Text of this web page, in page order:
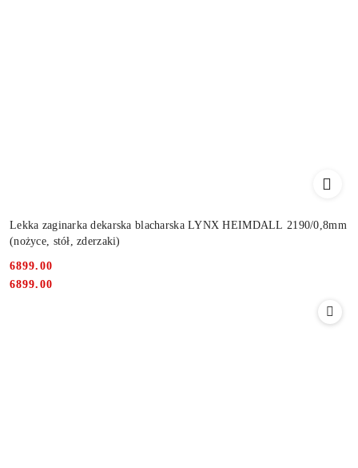
Lekka zaginarka dekarska blacharska LYNX HEIMDALL 2190/0,8mm
(nożyce, stół, zderzaki)
Cena:
6899.00
Cena:
6899.00